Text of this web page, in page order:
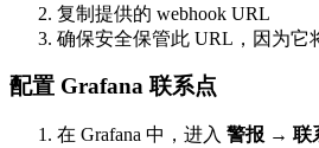
复制提供的 webhook URL
确保安全保管此 URL，因为它
配置 Grafana 联系点
在 Grafana 中，进入 警报 → 联